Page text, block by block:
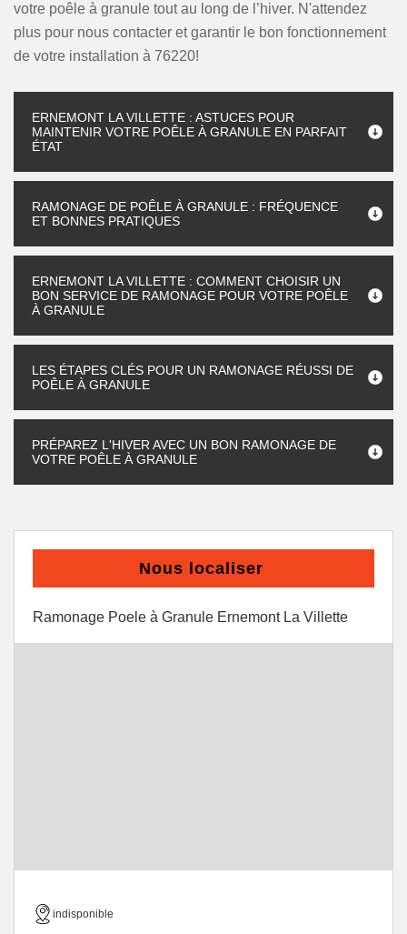
votre poêle à granule tout au long de l’hiver. N'attendez
plus pour nous contacter et garantir le bon fonctionnement
de votre installation à 76220!
ERNEMONT LA VILLETTE : ASTUCES POUR
MAINTENIR VOTRE POÊLE À GRANULE EN PARFAIT
ÉTAT
RAMONAGE DE POÊLE À GRANULE : FRÉQUENCE
ET BONNES PRATIQUES
ERNEMONT LA VILLETTE : COMMENT CHOISIR UN
BON SERVICE DE RAMONAGE POUR VOTRE POÊLE
À GRANULE
LES ÉTAPES CLÉS POUR UN RAMONAGE RÉUSSI DE
POÊLE À GRANULE
PRÉPAREZ L'HIVER AVEC UN BON RAMONAGE DE
VOTRE POÊLE À GRANULE
Nous localiser
Ramonage Poele à Granule Ernemont La Villette
indisponible